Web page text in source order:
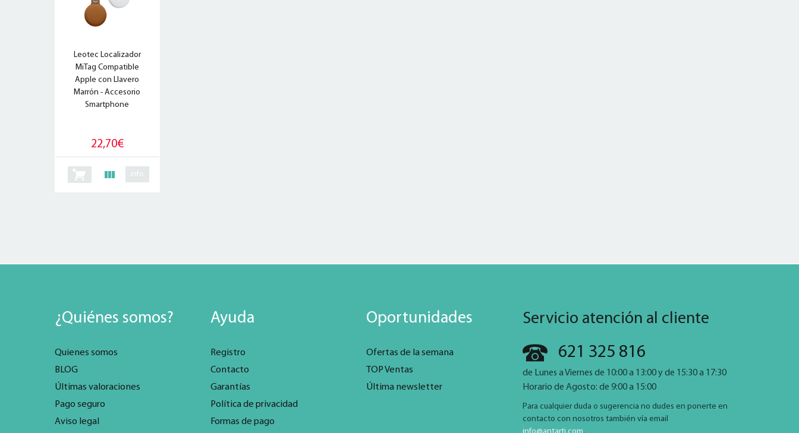
Leotec Localizador
MiTag Compatible
Apple con Llavero
Marrón - Accesorio
Smartphone
22,70€
info
¿Quiénes somos?
Quienes somos
BLOG
Últimas valoraciones
Pago seguro
Aviso legal
Ayuda
Registro
Contacto
Garantías
Política de privacidad
Formas de pago
Oportunidades
Ofertas de la semana
TOP Ventas
Última newsletter
Servicio atención al cliente
621 325 816
de Lunes a Viernes de 10:00 a 13:00 y de 15:30 a 17:30
Horario de Agosto: de 9:00 a 15:00
Para cualquier duda o sugerencia no dudes en ponerte en
contacto con nosotros también vía email